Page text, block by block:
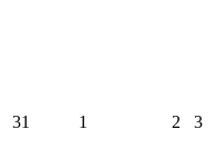
31 1 2 3